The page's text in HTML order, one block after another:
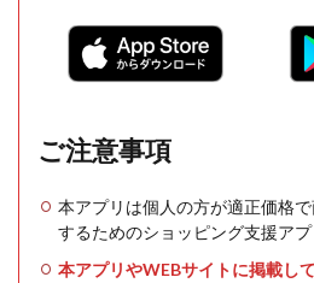
ご注意事項
本アプリは個人の方が適正価格
するためのショッピング支援アプ
本アプリやWEBサイトに掲載し